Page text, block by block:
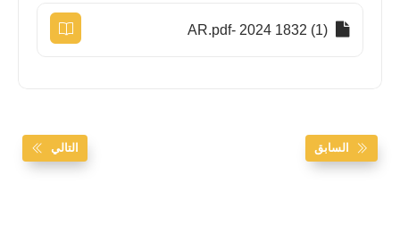
(1) 1832 2024 -AR.pdf
السابق التالي